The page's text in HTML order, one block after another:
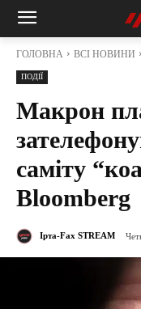
ГОЛОВНА ВСІ НОВИНИ
ПОДІЇ
Макрон
саміту
Bloomberg
Ірта-Fax STREAM